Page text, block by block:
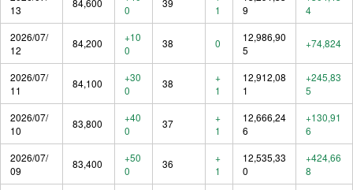
13
84,600
0
39
1
9
4
2026/07/
12
84,200
+10
0
38 0
12,986,90
5
+74,824
2026/07/
11
84,100
+30
0
38
+
1
12,912,08
1
+245,83
5
2026/07/
10
83,800
+40
0
37
+
1
12,666,24
6
+130,91
6
2026/07/
09
83,400
+50
0
36
+
1
12,535,33
0
+424,66
8